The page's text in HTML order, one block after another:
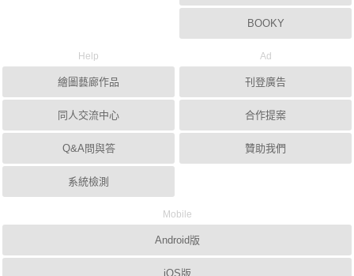
BOOKY
Help
繪圖藝廊作品
同人交流中心
Q&A問與答
系統檢測
Ad
刊登廣告
合作提案
贊助我們
Mobile
Android版
iOS版